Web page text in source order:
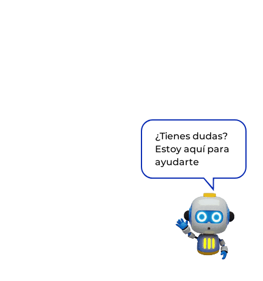
¿Tienes dudas?
Estoy aquí para
ayudarte